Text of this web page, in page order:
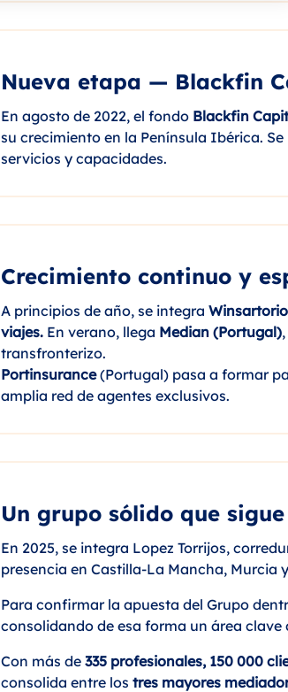
Nueva etapa — Blackfin
En agosto de 2022, el fondo Blackfin
su crecimiento en la Península Ibérica.
servicios y capacidades.
Crecimiento continuo y
A principios de año, se integra Winsartorio
viajes. En verano, llega Median (Portugal)
transfronterizo.
Portinsurance(Portugal) pasa a formar
amplia red de agentes exclusivos.
Un grupo sólido que
En 2025, se integra Lopez Torrijos,
presencia en Castilla-La Mancha, Murcia
Para confirmar la apuesta del Grupo
consolidando de esa forma un área
Con más de 335 profesionales, 150 000
consolida entre los tres mayores